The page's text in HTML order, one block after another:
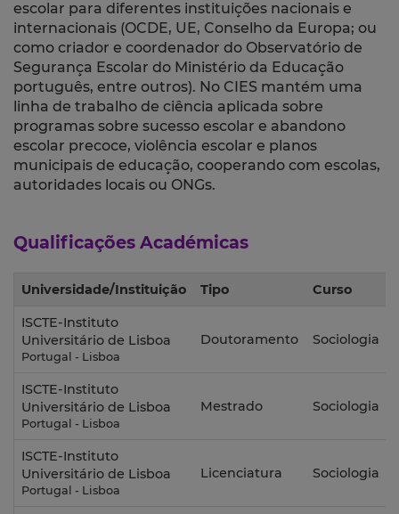
escolar para diferentes instituições nacionais e
internacionais (OCDE, UE, Conselho da Europa; ou
como criador e coordenador do Observatório de
Segurança Escolar do Ministério da Educação
português, entre outros). No CIES mantém uma
linha de trabalho de ciência aplicada sobre
programas sobre sucesso escolar e abandono
escolar precoce, violência escolar e planos
municipais de educação, cooperando com escolas,
autoridades locais ou ONGs.
Qualificações Académicas
Universidade/Instituição Tipo Curso
ISCTE-Instituto
Universitário de Lisboa
Portugal - Lisboa
Doutoramento Sociologia
ISCTE-Instituto
Universitário de Lisboa
Portugal - Lisboa
Mestrado Sociologia
ISCTE-Instituto
Universitário de Lisboa
Portugal - Lisboa
Licenciatura Sociologia